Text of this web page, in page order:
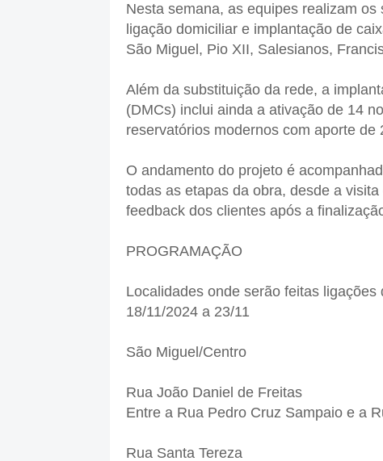
Nesta semana, as equipes realizam
ligação domiciliar e implantação de
São Miguel, Pio XII, Salesianos,
Além da substituição da rede, a
(DMCs) inclui ainda a ativação de 14
reservatórios modernos com aporte de
O andamento do projeto é
todas as etapas da obra, desde a
feedback dos clientes após a
PROGRAMAÇÃO
Localidades onde serão feitas ligações
18/11/2024 a 23/11
São Miguel/Centro
Rua João Daniel de Freitas
Entre a Rua Pedro Cruz Sampaio e a
Rua Santa Tereza